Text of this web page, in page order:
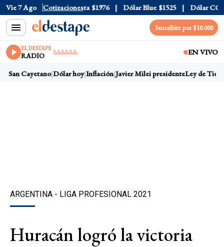
Vie 7 Ago Cotizaciones
$1520 Dólar Tarjeta $1976 Dólar Blue $1525 Dólar CCL
Suscribite por $10.000
EL DESTAPE
RADIO EN VIVO
San Cayetano Dólar hoy Inflación Javier Milei presidenteLey de Tierras
ARGENTINA - LIGA PROFESIONAL 2021
Huracán logró la victoria